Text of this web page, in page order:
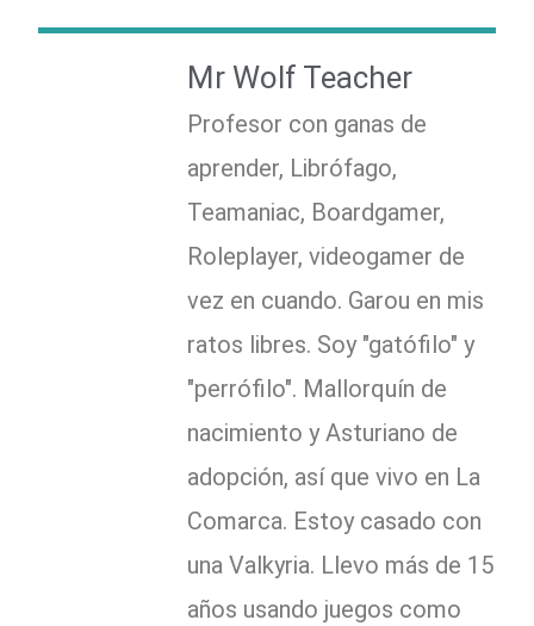
Mr Wolf Teacher
Profesor con ganas de
aprender, Librófago,
Teamaniac, Boardgamer,
Roleplayer, videogamer de
vez en cuando. Garou en mis
ratos libres. Soy "gatófilo" y
"perrófilo". Mallorquín de
nacimiento y Asturiano de
adopción, así que vivo en La
Comarca. Estoy casado con
una Valkyria. Llevo más de 15
años usando juegos como